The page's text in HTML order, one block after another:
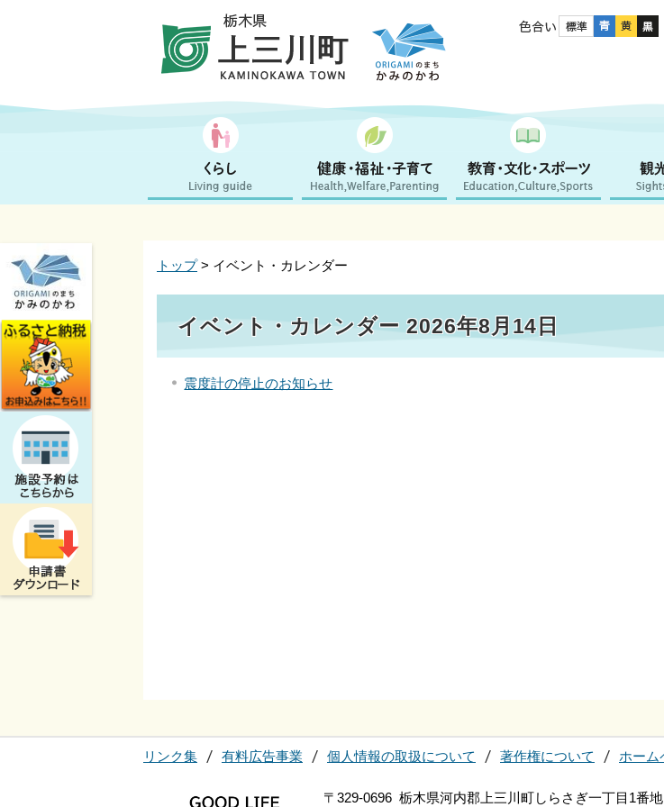
色合い
トップ> イベント・カレンダー
イベント・カレンダー 2026年8月14日
震度計の停止のお知らせ
リンク集 有料広告事業 個人情報の取扱について 著作権について ホーム
〒329-0696 栃木県河内郡上三川町しらさぎ一丁目1番地